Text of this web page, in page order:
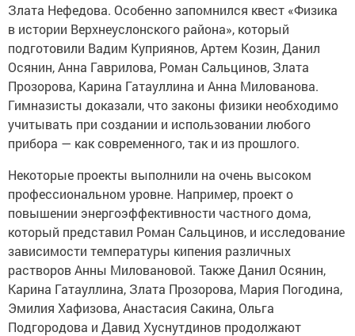
Злата Нефедова. Особенно запомнился квест «Физика
в истории Верхнеуслонского района», который
подготовили Вадим Куприянов, Артем Козин, Данил
Осянин, Анна Гаврилова, Роман Сальцинов, Злата
Прозорова, Карина Гатауллина и Анна Милованова.
Гимназисты доказали, что законы физики необходимо
учитывать при создании и использовании любого
прибора — как современного, так и из прошлого.
Некоторые проекты выполнили на очень высоком
профессиональном уровне. Например, проект о
повышении энергоэффективности частного дома,
который представил Роман Сальцинов, и исследование
зависимости температуры кипения различных
растворов Анны Миловановой. Также Данил Осянин,
Карина Гатауллина, Злата Прозорова, Мария Погодина,
Эмилия Хафизова, Анастасия Сакина, Ольга
Подгородова и Давид Хуснутдинов продолжают